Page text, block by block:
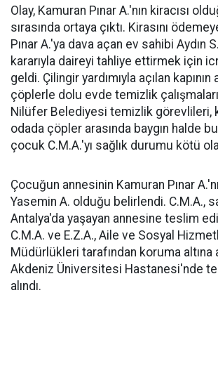
Olay, Kamuran Pınar A.'nın kiracısı
sırasında ortaya çıktı. Kirasını
Pınar A.'ya dava açan ev sahibi Aydın
kararıyla daireyi tahliye ettirmek için
geldi. Çilingir yardımıyla açılan kapının
çöplerle dolu evde temizlik çalışmaları
Nilüfer Belediyesi temizlik görevlileri,
odada çöpler arasında baygın halde
çocuk C.M.A.'yı sağlık durumu kötü
Çocuğun annesinin Kamuran Pınar
Yasemin A. olduğu belirlendi. C.M.A.,
Antalya'da yaşayan annesine teslim
C.M.A. ve E.Z.A., Aile ve Sosyal
Müdürlükleri tarafından koruma altına
Akdeniz Üniversitesi Hastanesi'nde
alındı.